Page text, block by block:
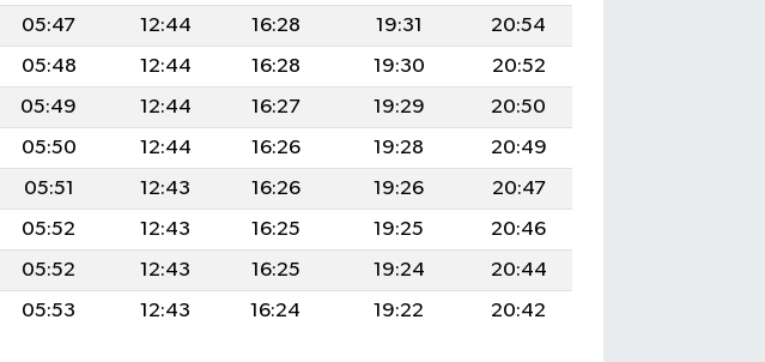
05:47 12:44 16:28 19:31
20:54
05:48 12:44 16:28 19:30
20:52
05:49 12:44 16:27 19:29
20:50
05:50 12:44 16:26 19:28
20:49
05:51 12:43 16:26 19:26
20:47
05:52 12:43 16:25 19:25
20:46
05:52 12:43 16:25 19:24
20:44
05:53 12:43 16:24 19:22 20:42